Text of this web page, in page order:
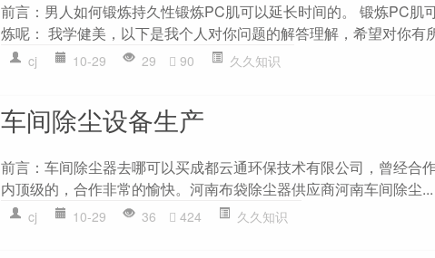
前言：男人如何锻炼持久性锻炼PC肌可以延长时间的。 锻炼PC肌
炼呢： 我学健美，以下是我个人对你问题的解答理解，希望对你有
cj 10-29 29 90 久久知识
车间除尘设备生产
前言：车间除尘器去哪可以买成都云通环保技术有限公司，曾经合
内顶级的，合作非常的愉快。河南布袋除尘器供应商河南车间除尘...
cj 10-29 36 424 久久知识